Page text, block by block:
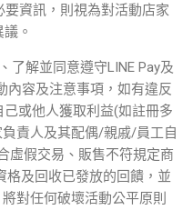
資訊，則視為對活動店家
。
了解並同意遵守LINE Pay及
內容及注意事項，如有違反
或他人獲取利益(如註冊多
責人及其配偶/親戚/員工自
虛假交易、販售不符規定商
格及回收已發放的回饋，並
對任何破壞活動公平原則